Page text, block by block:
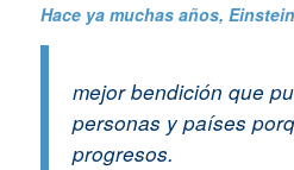
Hace ya muchas años,
mejor bendición que
personas y países
progresos.